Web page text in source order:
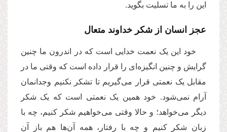
این را به ما تسلیت بگوید.
عجز انسان از شکر خداوند متعال
خود این یک نعمت خدایی است که در اندرون ما چنین
گرایش و چنین انگیزه‌ای را قرار داده است که وقتی ما در
مقابل یک نعمتی قرار می‌گیریم تا تشکر نکنیم وجدانمان
آرام نمی‌شود. خود همین یک نعمتی است که یک شکر
دیگر می‌خواهد؛ و حالا وقتی می‌خواهیم شکر کنیم، چه با
زبان شکر کنیم و چه با رفتار،‌ همه آن‌ها هم باز آن